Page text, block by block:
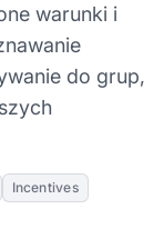
warunki i
do grup,
Incentives